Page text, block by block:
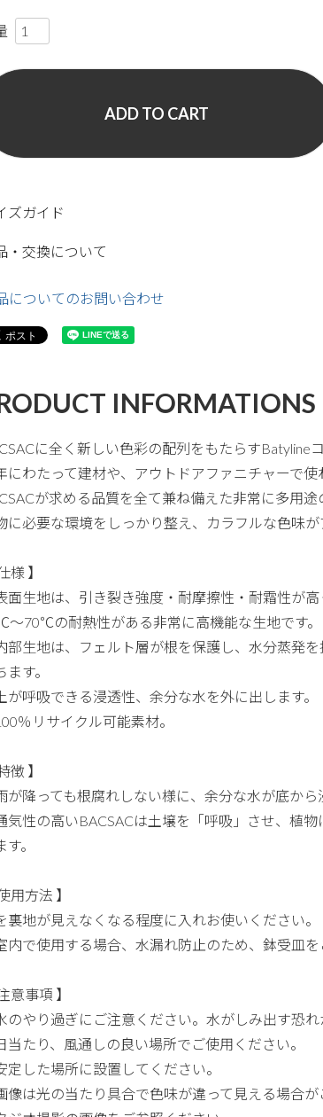
ADD TO CART
ズガイド
・交換について
についてのお問い合わせ
INFORMATIONS
に全く新しい色彩の配列をもたらすBatylineコ
にわたって建材や、アウトドアファニチャーで使
が求める品質を全て兼ね備えた非常に多用途
に必要な環境をしっかり整え、カラフルな色味が
様 】
面生地は、引き裂き強度・耐摩擦性・耐霜性が
～70℃の耐熱性がある非常に高機能な生地です。
部生地は、フェルト層が根を保護し、水分蒸発
ます。
が呼吸できる浸透性、余分な水を外に出します。
％リサイクル可能素材。
徴 】
が降っても根腐れしない様に、余分な水が底から
気性の高いBACSACは土壌を「呼吸」させ、植
す。
用方法 】
裏地が見えなくなる程度に入れお使いください。
内で使用する場合、水漏れ防止のため、鉢受皿を
意事項 】
のやり過ぎにご注意ください。水がしみ出す恐れ
当たり、風通しの良い場所でご使用ください。
定した場所に設置してください。
像は光の当たり具合で色味が違って見える場合